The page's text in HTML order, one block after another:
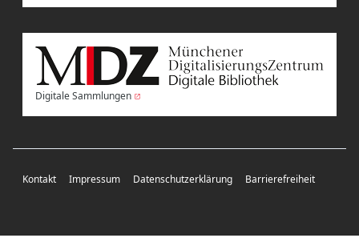
Digitale Sammlungen
Kontakt Impressum Datenschutzerklärung Barrierefreiheit